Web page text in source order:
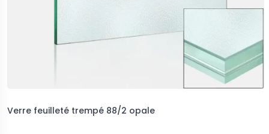
Verre feuilleté trempé 88/2 opale